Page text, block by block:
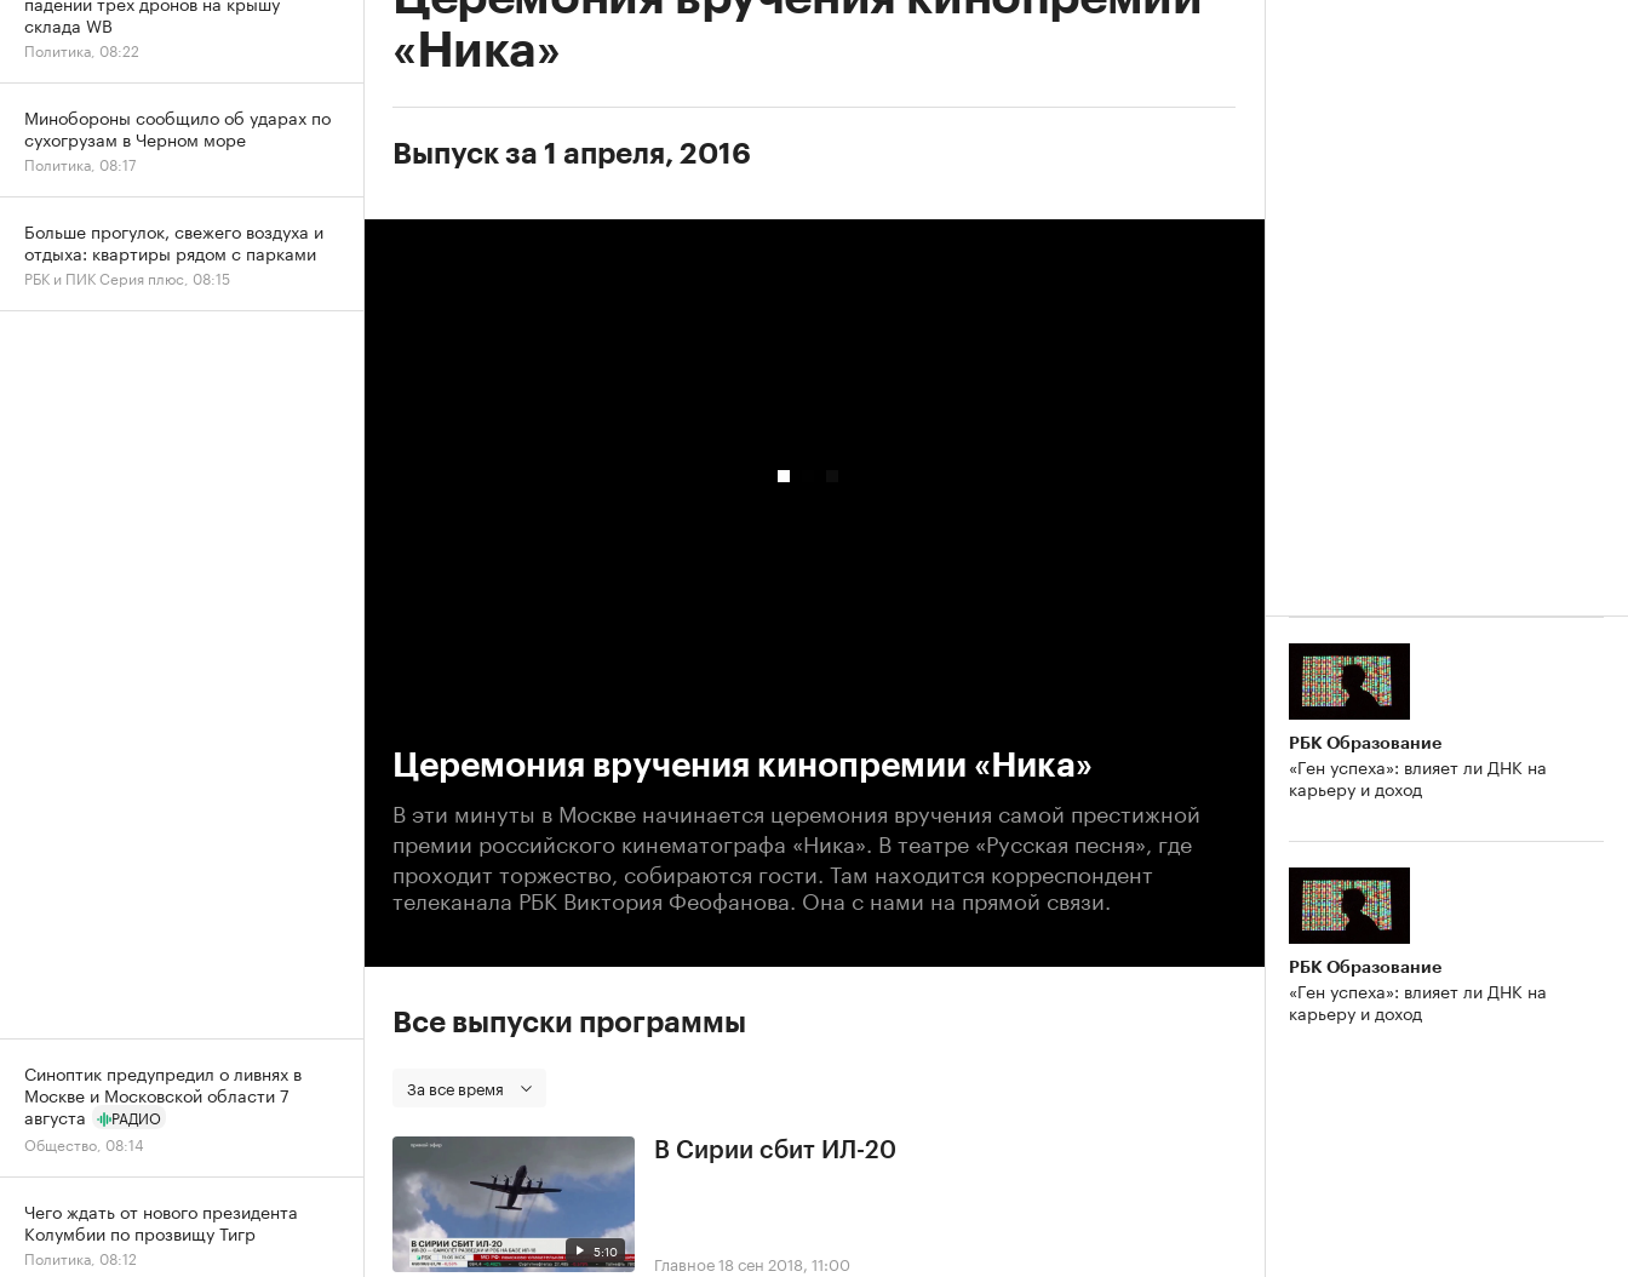
«Ника»
Выпуск за 1 апреля, 2016
Церемония вручения кинопремии «Ника»
В эти минуты в Москве начинается церемония вручения самой престижной
премии российского кинематографа «Ника» . В театре «Русская песня», где
проходит торжество, собираются гости. Там находится корреспондент
телеканала РБК Виктория Феофанова. Она с нами на прямой связи.
Все выпуски программы
За все время
5:10
В Сирии сбит ИЛ-20
Главное18 сен 2018, 11:00
РБК Образование
«Ген успеха»: влияет ли ДНК на
карьеру и доход
РБК Образование
«Ген успеха»: влияет ли ДНК на
карьеру и доход
склада WB
Политика, 08:22
Минобороны сообщило об ударах по
сухогрузам в Черном море
Политика, 08:17
Больше прогулок, свежего воздуха и
отдыха: квартиры рядом с парками
РБК и ПИК Серия плюс, 08:15
Синоптик предупредил о ливнях в
Москве и Московской области 7
августа
РАДИО
Общество, 08:14
Чего ждать от нового президента
Колумбии по прозвищу Тигр
Политика, 08:12